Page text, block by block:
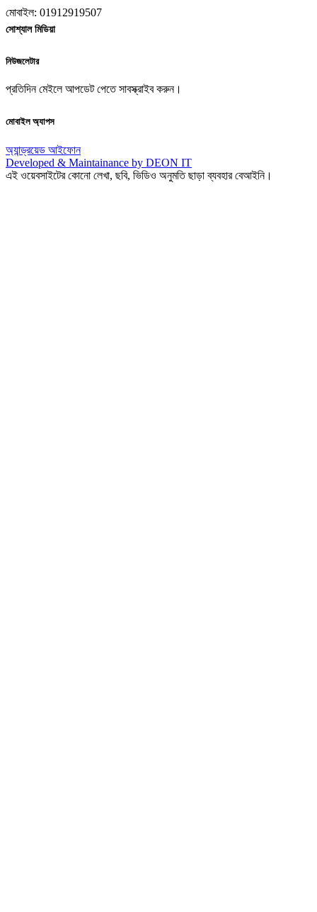
মোবাইল: 01912919507
সোশ্যাল মিডিয়া
নিউজলেটার
প্রতিদিন মেইলে আপডেট পেতে সাবস্ক্রাইব করুন।
মোবাইল অ্যাপস
অ্যান্ড্রয়েড আইফোন
Developed & Maintainance by DEON IT
এই ওয়েবসাইটের কোনো লেখা, ছবি, ভিডিও অনুমতি ছাড়া ব্যবহার বেআইনি।